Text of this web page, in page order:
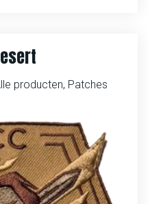
producten, Patches